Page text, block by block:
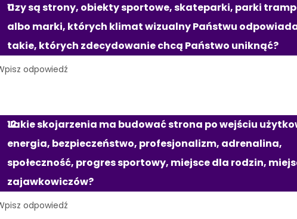
Czy są strony, obiekty sportowe, skateparki, parki
albo marki, których klimat wizualny Państwu
takie, których zdecydowanie chcą Państwo uniknąć?
Jakie skojarzenia ma budować strona po wejściu
energia, bezpieczeństwo, profesjonalizm, adrenalina,
społeczność, progres sportowy, miejsce dla rodzin,
zajawkowiczów?